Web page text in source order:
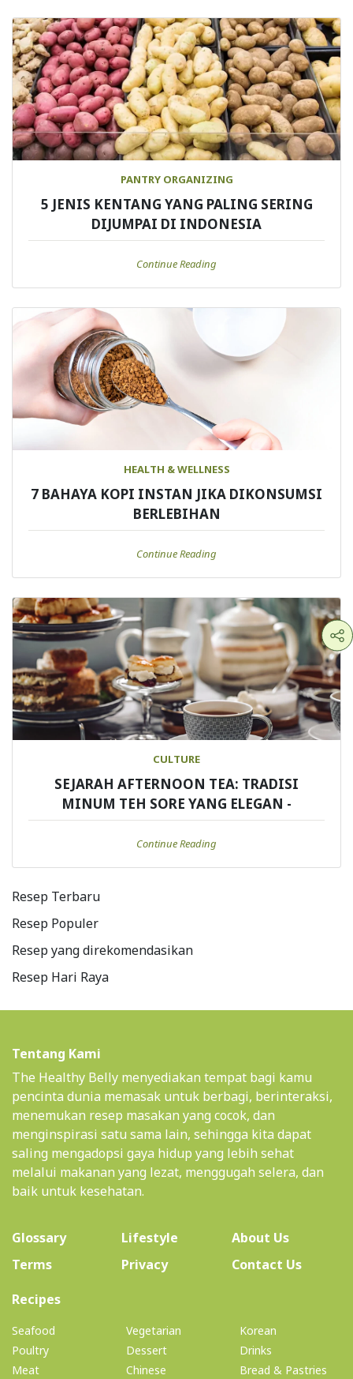
PANTRY ORGANIZING
5 JENIS KENTANG YANG PALING SERING
DIJUMPAI DI INDONESIA
Continue Reading
HEALTH & WELLNESS
7 BAHAYA KOPI INSTAN JIKA DIKONSUMSI
BERLEBIHAN
Continue Reading
CULTURE
SEJARAH AFTERNOON TEA: TRADISI
MINUM TEH SORE YANG ELEGAN -
Continue Reading
Resep Terbaru
Resep Populer
Resep yang direkomendasikan
Resep Hari Raya
Tentang Kami
The Healthy Belly menyediakan tempat bagi kamu
pencinta dunia memasak untuk berbagi, berinteraksi,
menemukan resep masakan yang cocok, dan
menginspirasi satu sama lain, sehingga kita dapat
saling mengadopsi gaya hidup yang lebih sehat
melalui makanan yang lezat, menggugah selera, dan
baik untuk kesehatan.
Glossary Lifestyle About Us(current)
Terms
Privacy
Contact Us
Recipes(current)
Seafood
Poultry
Meat
Vegetarian
Dessert
Chinese
Korean
Drinks
Bread & Pastries